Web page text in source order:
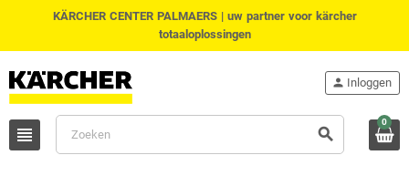
KÄRCHER CENTER PALMAERS | uw partner voor kärcher
totaaloplossingen
person Inloggen
view_headline search
0